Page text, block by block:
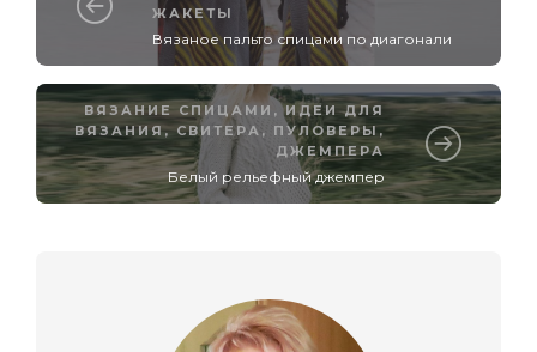
ЖАКЕТЫ
Вязаное пальто спицами по диагонали
ВЯЗАНИЕ СПИЦАМИ ,ИДЕИ ДЛЯ
ВЯЗАНИЯ, СВИТЕРА, ПУЛОВЕРЫ,
ДЖЕМПЕРА
Белый рельефный джемпер